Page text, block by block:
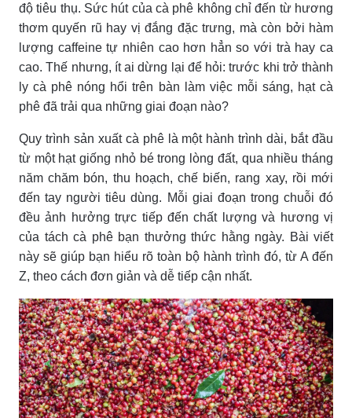
độ tiêu thụ. Sức hút của cà phê không chỉ đến từ hương
thơm quyến rũ hay vị đắng đặc trưng, mà còn bởi hàm
lượng caffeine tự nhiên cao hơn hẳn so với trà hay ca
cao. Thế nhưng, ít ai dừng lại để hỏi: trước khi trở thành
ly cà phê nóng hổi trên bàn làm việc mỗi sáng, hạt cà
phê đã trải qua những giai đoạn nào?
Quy trình sản xuất cà phê là một hành trình dài, bắt đầu
từ một hạt giống nhỏ bé trong lòng đất, qua nhiều tháng
năm chăm bón, thu hoạch, chế biến, rang xay, rồi mới
đến tay người tiêu dùng. Mỗi giai đoạn trong chuỗi đó
đều ảnh hưởng trực tiếp đến chất lượng và hương vị
của tách cà phê bạn thưởng thức hằng ngày. Bài viết
này sẽ giúp bạn hiểu rõ toàn bộ hành trình đó, từ A đến
Z, theo cách đơn giản và dễ tiếp cận nhất.